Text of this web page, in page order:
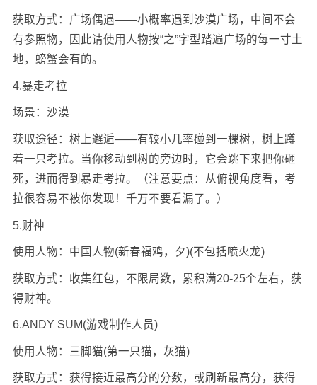
获取方式：广场偶遇——小概率遇到沙漠广场，中间不会
有参照物，因此请使用人物按“之”字型踏遍广场的每一寸土
地，螃蟹会有的。
4.暴走考拉
场景：沙漠
获取途径：树上邂逅——有较小几率碰到一棵树，树上蹲
着一只考拉。当你移动到树的旁边时，它会跳下来把你砸
死，进而得到暴走考拉。（注意要点：从俯视角度看，考
拉很容易不被你发现！千万不要看漏了。）
5.财神
使用人物：中国人物(新春福鸡，夕)(不包括喷火龙)
获取方式：收集红包，不限局数，累积满20-25个左右，获
得财神。
6.ANDY SUM(游戏制作人员)
使用人物：三脚猫(第一只猫，灰猫)
获取方式：获得接近最高分的分数，或刷新最高分，获得